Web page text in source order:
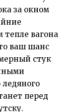
за окном
вагона
ваш шанс
стук
перед